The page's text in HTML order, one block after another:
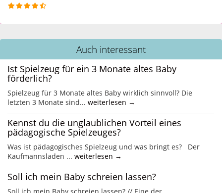
Auch interessant
Ist Spielzeug für ein 3 Monate altes Baby
förderlich?
Spielzeug für 3 Monate altes Baby wirklich sinnvoll? Die
letzten 3 Monate sind... weiterlesen →
Kennst du die unglaublichen Vorteil eines
pädagogische Spielzeuges?
Was ist pädagogisches Spielzeug und was bringt es? Der
Kaufmannsladen ... weiterlesen →
Soll ich mein Baby schreien lassen?